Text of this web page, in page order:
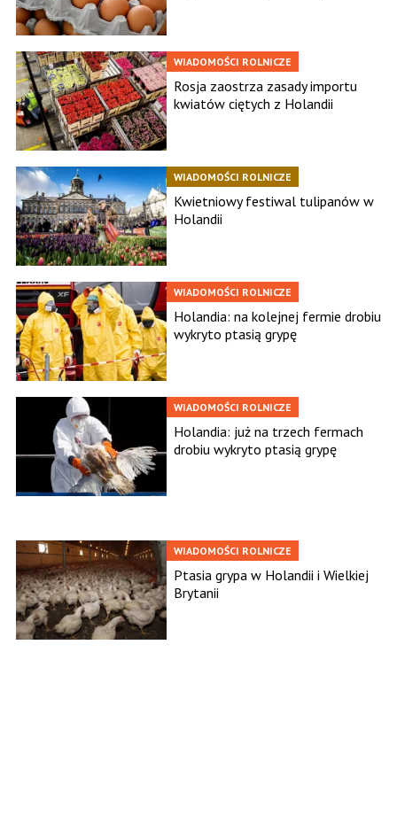
WIADOMOŚCI ROLNICZE
Rosja zaostrza zasady importu
kwiatów ciętych z Holandii
WIADOMOŚCI ROLNICZE
Kwietniowy festiwal tulipanów w
Holandii
WIADOMOŚCI ROLNICZE
Holandia: na kolejnej fermie drobiu
wykryto ptasią grypę
WIADOMOŚCI ROLNICZE
Holandia: już na trzech fermach
drobiu wykryto ptasią grypę
WIADOMOŚCI ROLNICZE
Ptasia grypa w Holandii i Wielkiej
Brytanii